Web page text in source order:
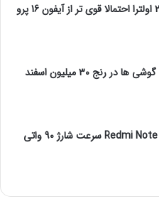
گلکسی اس 25 اولترا احتمالا قوی تر از آیفون 16 پرو
معرفی بهترین گوشی ها در رنج ۳۰ میلیون اسفند
گوشی Redmi Note 14 Pro سرعت شارژ 90 واتی